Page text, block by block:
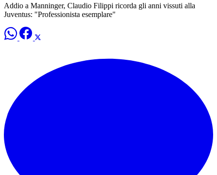
Addio a Manninger, Claudio Filippi ricorda gli anni vissuti alla
Juventus: "Professionista esemplare"